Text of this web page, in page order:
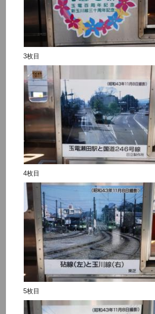
3枚目
4枚目
5枚目